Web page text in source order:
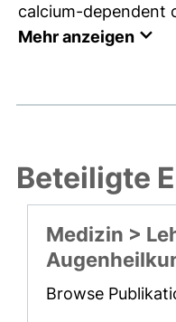
calcium-dependent
Mehr anzeigen
Beteiligte
Medizin >
Browse